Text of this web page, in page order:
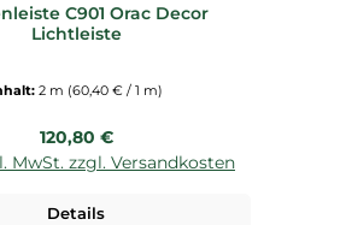
C901 Orac Decor
Lichtleiste
2 m (60,40 € / 1 m)
Regulärer Preis:
120,80 €
MwSt. zzgl. Versandkosten
Details